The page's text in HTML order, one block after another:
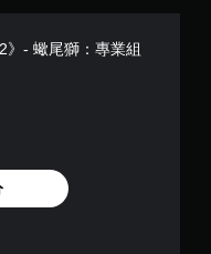
》- 蠍尾獅：專業組